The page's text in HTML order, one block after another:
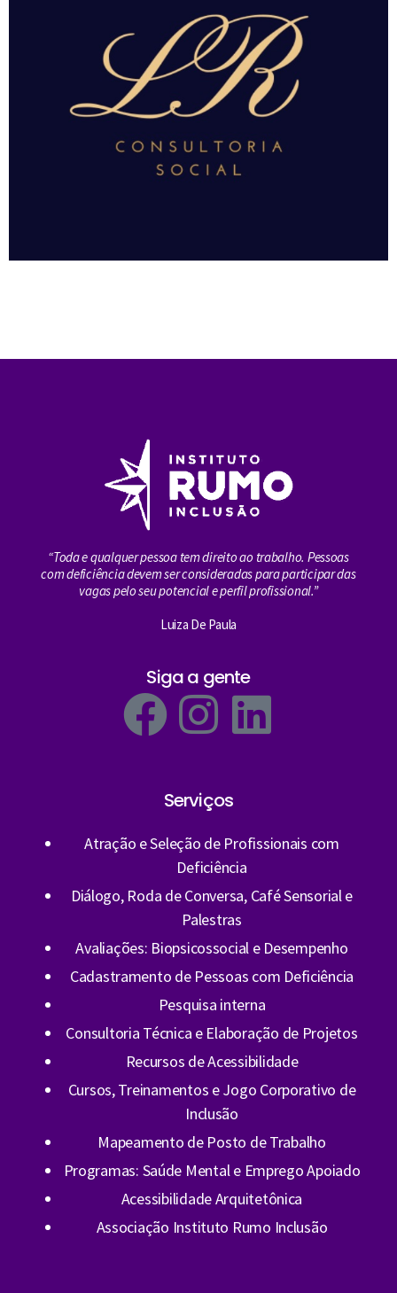
“Toda e qualquer pessoa tem direito ao trabalho. Pessoas
com deficiência devem ser consideradas para participar das
vagas pelo seu potencial e perfil profissional.”
Luiza De Paula
Siga a gente
Serviços
Atração e Seleção de Profissionais com
Deficiência
Diálogo, Roda de Conversa, Café Sensorial e
Palestras
Avaliações: Biopsicossocial e Desempenho
Cadastramento de Pessoas com Deficiência
Pesquisa interna
Consultoria Técnica e Elaboração de Projetos
Recursos de Acessibilidade
Cursos, Treinamentos e Jogo Corporativo de
Inclusão
Mapeamento de Posto de Trabalho
Programas: Saúde Mental e Emprego Apoiado
Acessibilidade Arquitetônica
Associação Instituto Rumo Inclusão